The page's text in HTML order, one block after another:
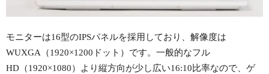
モニターは16型のIPSパネルを採用しており、解像度は
WUXGA（1920×1200ドット）です。一般的なフル
HD（1920×1080）より縦方向が少し広い16:10比率なので、ゲ